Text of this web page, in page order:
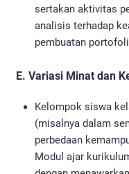
sertakan aktivitas
analisis terhadap
pembuatan
E. Variasi Minat dan
Kelompok siswa
(misalnya dalam
perbedaan
Modul ajar